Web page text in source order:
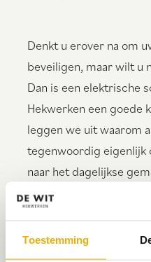
Toestemming
Denkt u erover na om
beveiligen, maar wilt u
Dan is een elektrische
Hekwerken een goede
leggen we uit waarom
tegenwoordig eigenlijk
naar het dagelijkse
zitten, de slimme
extra opties voor
volledig afmaken.